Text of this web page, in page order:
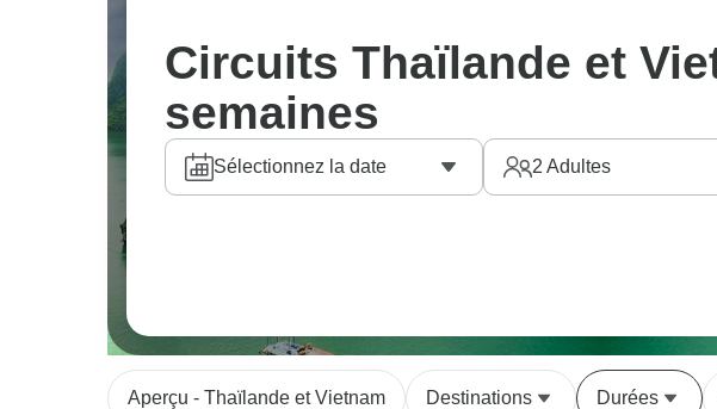
Circuits Thaïlande et
semaines
Sélectionnez la date 2 Adultes
Aperçu - Thaïlande et Vietnam Destinations Durées